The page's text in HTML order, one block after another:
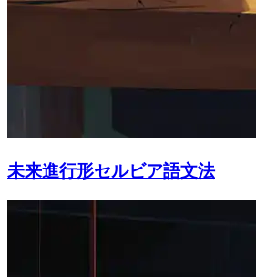
未来進行形セルビア語文法